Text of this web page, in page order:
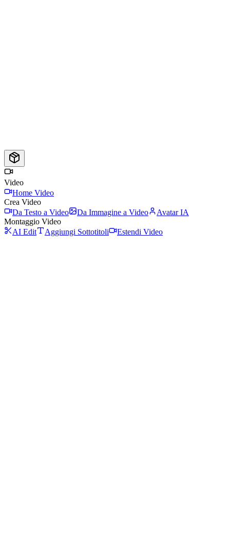
Video
Home Video
Crea Video
Da Testo a Video
Da Immagine a Video
Avatar IA
Montaggio Video
AI Edit
Aggiungi Sottotitoli Estendi Video